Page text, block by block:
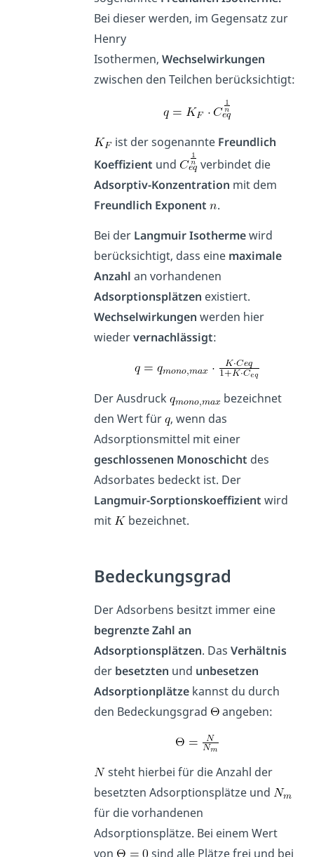
Bei dieser werden, im Gegensatz zur
Henry
Isothermen,Wechselwirkungen
zwischen den Teilchen berücksichtigt:
ist der sogenannte Freundlich
Koeffizient und
verbindet die
Adsorptiv-Konzentration mit dem
Freundlich Exponent
.
Bei der Langmuir Isothermewird
berücksichtigt, dass eine maximale
Anzahl an vorhandenen
Adsorptionsplätzen existiert.
Wechselwirkungen werden hier
wiedervernachlässigt:
Der Ausdruck
bezeichnet
den Wert für , wenn das
Adsorptionsmittel mit einer
geschlossenen Monoschicht des
Adsorbates bedeckt ist. Der
Langmuir-Sorptionskoeffizient wird
mit
bezeichnet.
Bedeckungsgrad
Der Adsorbens besitzt immer eine
begrenzte Zahl an
Adsorptionsplätzen. DasVerhältnis
der besetzten und unbesetzen
Adsorptionplätze kannst du durch
den Bedeckungsgrad
angeben:
steht hierbei für die Anzahl der
besetzten Adsorptionsplätze und
für die vorhandenen
Adsorptionsplätze. Bei einem Wert
von
sind alle Plätze frei und bei